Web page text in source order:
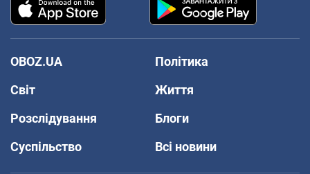
OBOZ.UA
Політика
Світ
Життя
Розслідування
Блоги
Суспільство
Всі новини